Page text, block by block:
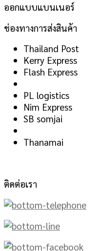
ออกแบบแบนเนอร์
ช่องทางการส่งสินค้า
Thailand Post
Kerry Express
Flash Express
PL logistics
Nim Express
SB somjai
Thanamai
ติดต่อเรา